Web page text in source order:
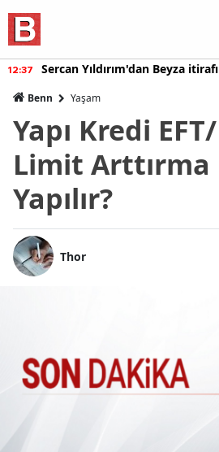
12:37 Sercan Yıldırım'dan Beyza itirafı
Benn Yaşam
Yapı Kredi
Limit Arttırma
Yapılır?
Thor